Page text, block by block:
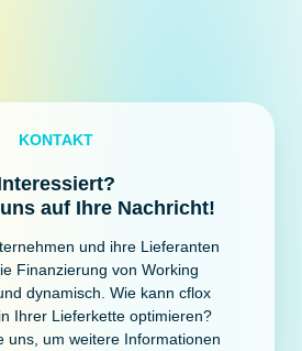
KONTAKT
auf Ihre Nachricht!
und ihre Lieferanten
Finanzierung von Working
dynamisch. Wie kann cflox
Ihrer Lieferkette optimieren?
uns, um weitere Informationen